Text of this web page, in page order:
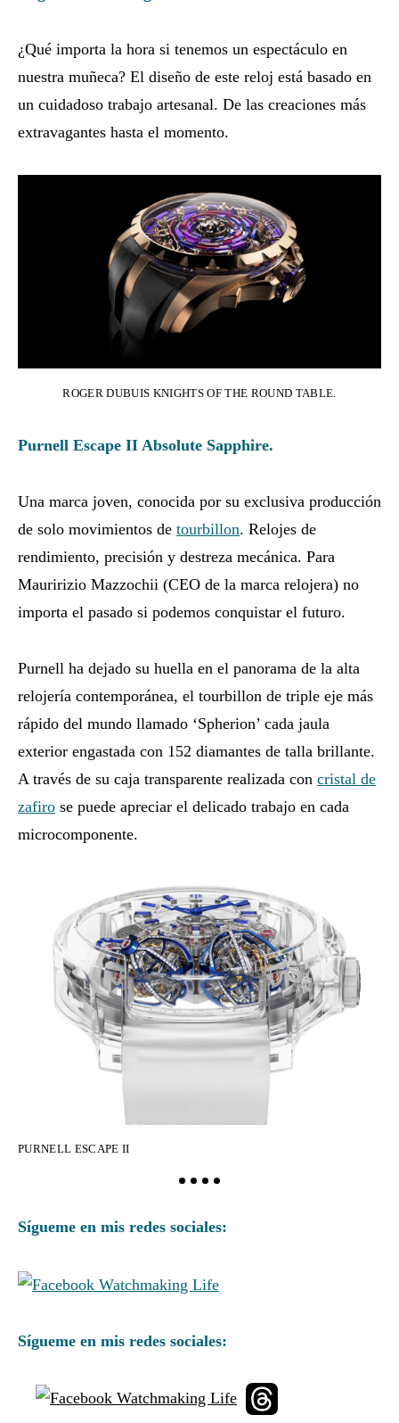
¿Qué importa la hora si tenemos un espectáculo en
nuestra muñeca? El diseño de este reloj está basado en
un cuidadoso trabajo artesanal. De las creaciones más
extravagantes hasta el momento.
ROGER DUBUIS KNIGHTS OF THE ROUND TABLE.
Purnell Escape II Absolute Sapphire.
Una marca joven, conocida por su exclusiva producción
de solo movimientos de tourbillon. Relojes de
rendimiento, precisión y destreza mecánica. Para
Mauririzio Mazzochii (CEO de la marca relojera) no
importa el pasado si podemos conquistar el futuro.
Purnell ha dejado su huella en el panorama de la alta
relojería contemporánea, el tourbillon de triple eje más
rápido del mundo llamado ‘Spherion’ cada jaula
exterior engastada con 152 diamantes de talla brillante.
A través de su caja transparente realizada con cristal de
zafiro se puede apreciar el delicado trabajo en cada
microcomponente.
PURNELL ESCAPE II
Sígueme en mis redes sociales:
Sígueme en mis redes sociales: